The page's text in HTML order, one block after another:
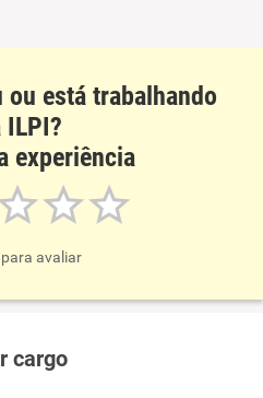
está trabalhando
ILPI?
experiência
avaliar
cargo